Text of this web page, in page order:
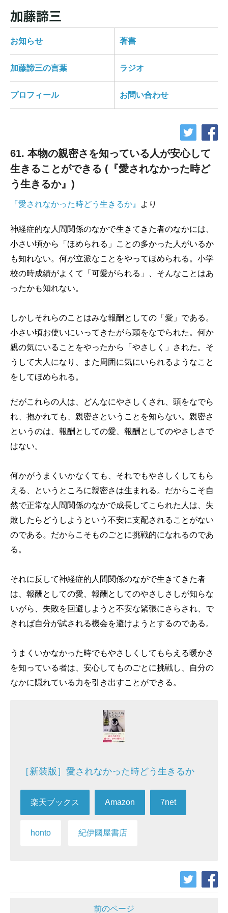
お知らせ 著書
加藤諦三の言葉 ラジオ
プロフィール お問い合わせ
61. 本物の親密さを知っている人が安心して
生きることができる (『愛されなかった時ど
う生きるか』)
『愛されなかった時どう生きるか』 より
神経症的な人間関係のなかで生きてきた者のなかには、
小さい頃から「ほめられる」ことの多かった人がいるか
も知れない。何が立派なことをやってほめられる。小学
校の時成績がよくて「可愛がられる」、そんなことはあ
ったかも知れない。
しかしそれらのことはみな報酬としての「愛」である。
小さい頃お使いにいってきたがら頭をなでられた。何か
親の気にいることをやったから「やさしく」された。そ
うして大人になり、また周囲に気にいられるようなこと
をしてほめられる。
だがこれらの人は、どんなにやさしくされ、頭をなでら
れ、抱かれても、親密さということを知らない。親密さ
というのは、報酬としての愛、報酬としてのやさしさで
はない。
何かがうまくいかなくても、それでもやさしくしてもら
える、というところに親密さは生まれる。だからこそ自
然で正常な人間関係のなかで成長してこられた人は、失
敗したらどうしようという不安に支配されることがない
のである。だからこそものごとに挑戦的になれるのであ
る。
それに反して神経症的人間関係のながで生きてきた者
は、報酬としての愛、報酬としてのやさしさしが知らな
いがら、失敗を回避しようと不安な緊張にさらされ、で
きれば自分が試される機会を避けようとするのである。
うまくいかなかった時でもやさしくしてもらえる暖かさ
を知っている者は、安心してものごとに挑戦し、自分の
なかに隠れている力を引き出すことができる。
［新装版］愛されなかった時どう生きるか
楽天ブックス Amazon 7net
honto 紀伊國屋書店
前のページ